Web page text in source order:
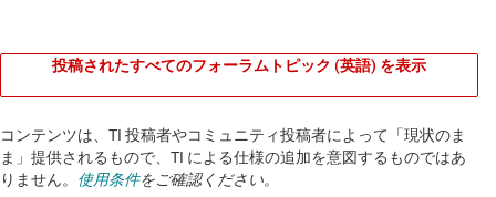
投稿されたすべてのフォーラムトピック (英語) を表示
コンテンツは、TI 投稿者やコミュニティ投稿者によって「現状のま
ま」提供されるもので、TI による仕様の追加を意図するものではあ
りません。 使用条件をご確認ください。